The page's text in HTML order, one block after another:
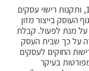
על פי חוק רישוי עסקים, תשכ"ח-1968, ותקנות רישוי עסקים
תשס"א-2000;כל גוף העוסק בייצור מזון
על מנת לפעול. קבלת
על כך שבית העסק
החוקים לעסקים
בעיקר